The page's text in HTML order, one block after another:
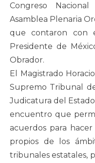
Congreso
Asamblea Plenaria
que contaron con
Presidente de
Obrador.
El Magistrado
Supremo Tribunal
Judicatura del
encuentro que
acuerdos para
propios de los
tribunales estatales,